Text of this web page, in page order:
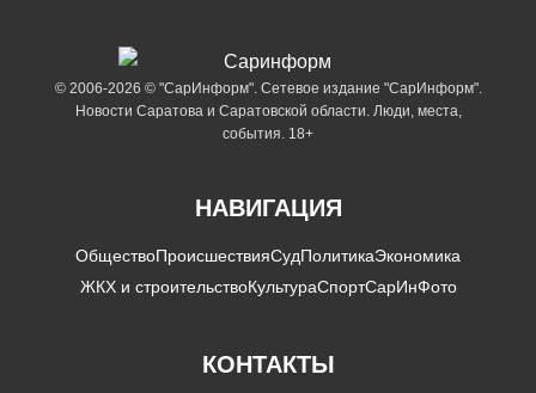
© 2006-2026 © "СарИнформ". Сетевое издание "СарИнформ".
Новости Саратова и Саратовской области. Люди, места,
события. 18+
НАВИГАЦИЯ
ОбществоПроисшествияСудПолитикаЭкономика
ЖКХ и строительствоКультураСпортСарИнФото
КОНТАКТЫ